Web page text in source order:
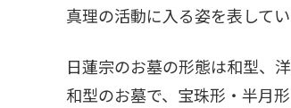
真理の活動に入る姿を表してい
日蓮宗のお墓の形態は和型、
和型のお墓で、宝珠形・半月